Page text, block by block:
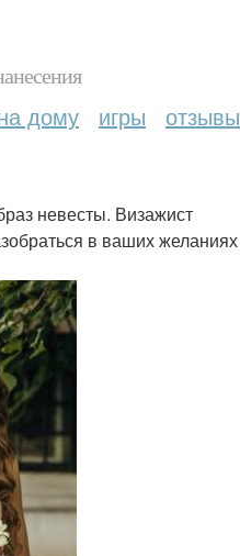
дому игры отзывы
невесты. Визажист
в ваших желаниях